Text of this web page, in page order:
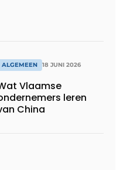
ALGEMEEN 18 JUNI 2026
Vlaamse
leren
China